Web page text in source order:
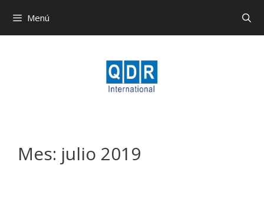
Menú
Mes: julio 2019